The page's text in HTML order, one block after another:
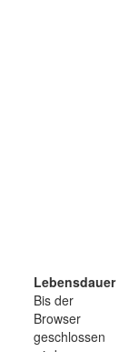
Lebensdauer
Bis der
Browser
geschlossen